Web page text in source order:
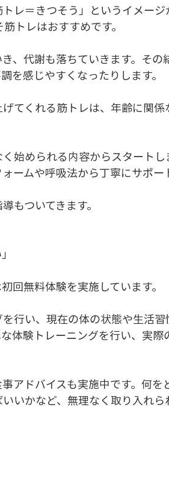
レ＝きつそう」というイメー
トレはおすすめです。
、代謝も落ちていきます。その
を感じやすくなったりします。
てくれる筋トレは、年齢に関
始められる内容からスタート
ームや呼吸法から丁寧にサポー
もついてきます。
回無料体験を実施しています。
行い、現在の体の状態や生活
体験トレーニングを行い、実際
アドバイスも実施中です。何を
いかなど、無理なく取り入れ